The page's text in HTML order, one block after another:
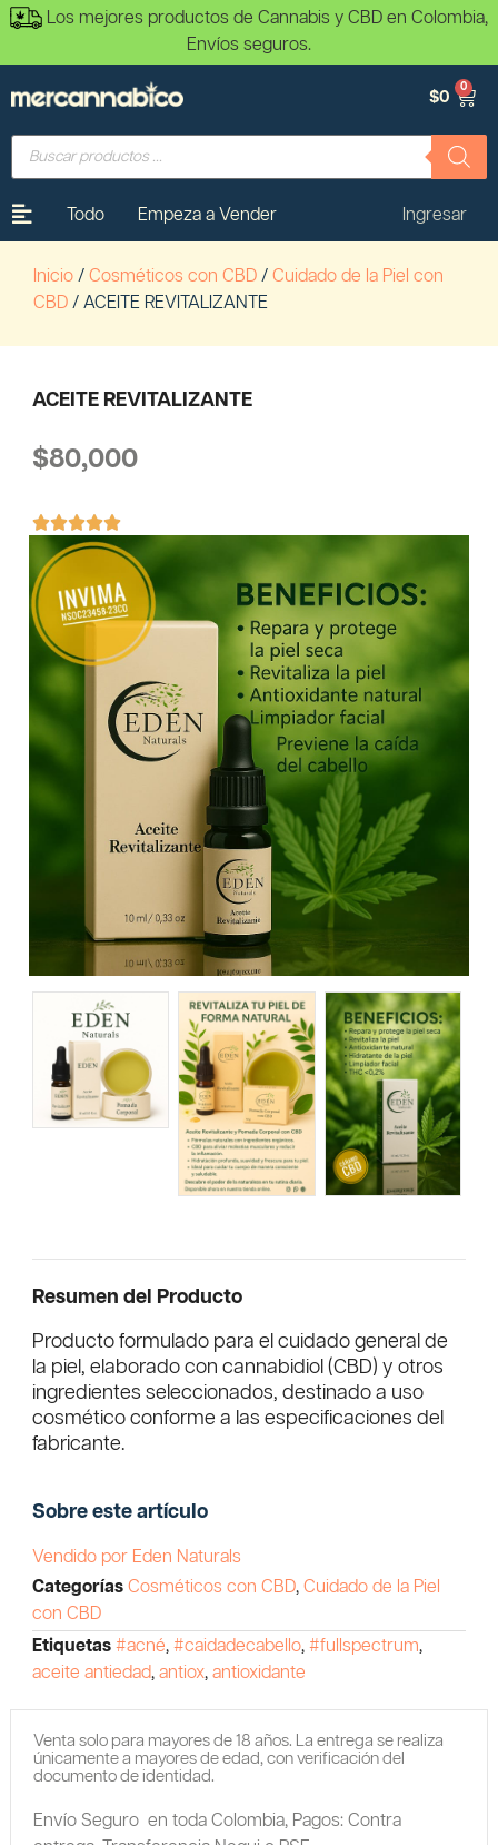
Los mejores productos de Cannabis y CBD en Colombia,
Envíos seguros.
$0
0
Todo Empeza a Vender Ingresar
Inicio / Cosméticos con CBD / Cuidado de la Piel con
CBD / ACEITE REVITALIZANTE
ACEITE REVITALIZANTE
$80,000

Resumen del Producto
Producto formulado para el cuidado general de
la piel, elaborado con cannabidiol (CBD) y otros
ingredientes seleccionados, destinado a uso
cosmético conforme a las especificaciones del
fabricante.
Sobre este artículo
Vendido por Eden Naturals
Categorías Cosméticos con CBD, Cuidado de la Piel
con CBD
Etiquetas #acné, #caidadecabello, #fullspectrum,
aceite antiedad, antiox, antioxidante
Venta solo para mayores de 18 años. La entrega se realiza
únicamente a mayores de edad, con verificación del
documento de identidad.
Envío Seguro en toda Colombia, Pagos: Contra